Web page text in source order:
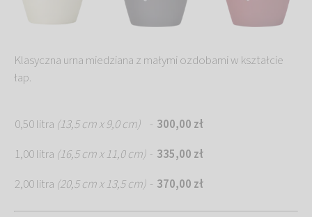
Klasyczna urna miedziana z małymi ozdobami w kształcie
łap.
0,50 litra (13,5 cm x 9,0 cm) - 300,00 zł
1,00 litra (16,5 cm x 11,0 cm) - 335,00 zł
2,00 litra (20,5 cm x 13,5 cm) - 370,00 zł